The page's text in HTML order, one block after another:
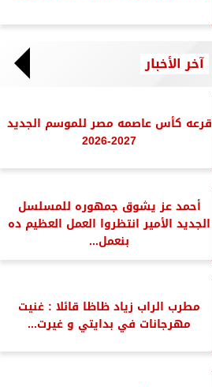
آخر الأخبار
قرعه كأس عاصمه مصر للموسم الجديد
2027-2026
أحمد عز يشوق جمهوره للمسلسل
الجديد الأمير انتظروا العمل العظيم ده
بنعمل...
مطرب الراب زياد ظاظا قائلا : غنيت
مهرجانات في بدايتي و غيرت...